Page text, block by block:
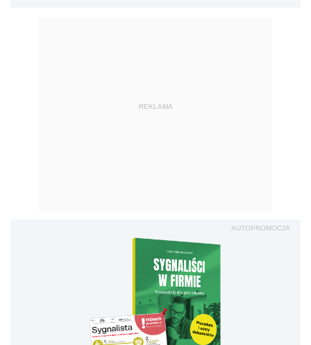
REKLAMA
AUTOPROMOCJA